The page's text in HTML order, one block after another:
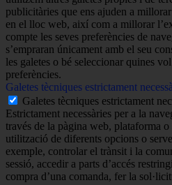
publicitàries que ens ajuden a
en el lloc web, així com a millorar
compte les seves preferències de
s’empraran únicament amb el seu
les galetes o bé seleccionar quines
preferències.
Galetes tècniques estrictament
Galetes tècniques estrictament
Estrictament necessàries per a la
través de la pàgina web, plataforma
utilització de diferents opcions o
exemple, controlar el trànsit i la
sessió, accedir a parts d’accés
compra d’una comanda, fer la